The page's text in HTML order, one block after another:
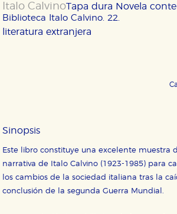
Italo Calvino
Biblioteca Italo Calvino. 22.
Tapa dura Novela
literatura extranjera
Sinopsis
Este libro constituye una excelente muestra
narrativa de Italo Calvino (1923-1985) para
los cambios de la sociedad italiana tras la
conclusión de la segunda Guerra Mundial.